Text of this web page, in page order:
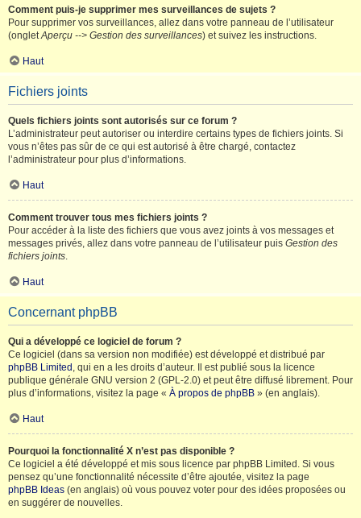
Comment puis-je supprimer mes surveillances de sujets ?
Pour supprimer vos surveillances, allez dans votre panneau de l’utilisateur
(ongletAperçu --> Gestion des surveillances) et suivez les instructions.
Haut
Fichiers joints
Quels fichiers joints sont autorisés sur ce forum ?
L’administrateur peut autoriser ou interdire certains types de fichiers joints. Si
vous n’êtes pas sûr de ce qui est autorisé à être chargé, contactez
l’administrateur pour plus d’informations.
Haut
Comment trouver tous mes fichiers joints ?
Pour accéder à la liste des fichiers que vous avez joints à vos messages et
messages privés, allez dans votre panneau de l’utilisateur puis Gestion des
fichiers joints.
Haut
Concernant phpBB
Qui a développé ce logiciel de forum ?
Ce logiciel (dans sa version non modifiée) est développé et distribué par
phpBB Limited , qui en a les droits d’auteur. Il est publié sous la licence
publique générale GNU version 2 (GPL-2.0) et peut être diffusé librement. Pour
plus d’informations, visitez la page « À propos de phpBB » (en anglais).
Haut
Pourquoi la fonctionnalité X n’est pas disponible ?
Ce logiciel a été développé et mis sous licence par phpBB Limited. Si vous
pensez qu’une fonctionnalité nécessite d’être ajoutée, visitez la page
phpBB Ideas (en anglais) où vous pouvez voter pour des idées proposées ou
en suggérer de nouvelles.